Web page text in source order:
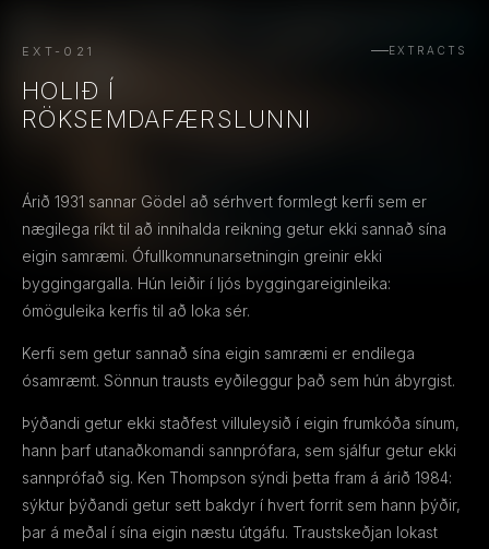
EXT-021
HOLIÐ Í
RÖKSEMDAFÆRSLUNNI
EXTRACTS
Árið 1931 sannar Gödel að sérhvert formlegt kerfi sem er
nægilega ríkt til að innihalda reikning getur ekki sannað sína
eigin samræmi. Ófullkomnunarsetningin greinir ekki
byggingargalla. Hún leiðir í ljós byggingareiginleika:
ómöguleika kerfis til að loka sér.
Kerfi sem getur sannað sína eigin samræmi er endilega
ósamræmt. Sönnun trausts eyðileggur það sem hún ábyrgist.
Þýðandi getur ekki staðfest villuleysið í eigin frumkóða sínum,
hann þarf utanaðkomandi sannprófara, sem sjálfur getur ekki
sannprófað sig. Ken Thompson sýndi þetta fram á árið 1984:
sýktur þýðandi getur sett bakdyr í hvert forrit sem hann þýðir,
þar á meðal í sína eigin næstu útgáfu. Traustskeðjan lokast